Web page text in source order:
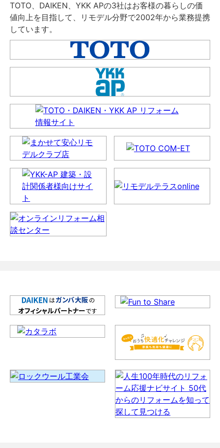
TOTO、DAIKEN、YKK APの3社はお客様の暮らしの価
値向上を目指して、リモデル分野で2002年から業務提携
しています。